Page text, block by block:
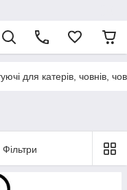
для катерів, човнів,
Фільтри